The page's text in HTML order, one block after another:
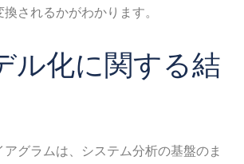
されるかがわかります。
ル化に関する結
グラムは、システム分析の基盤のま